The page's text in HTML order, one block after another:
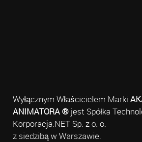
Wyłącznym Właścicielem Marki
ANIMATORA ®jest Spółka
Korporacja.NET Sp. z o. o.
z siedzibą w Warszawie.